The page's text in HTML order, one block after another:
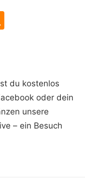
du kostenlos
oder dein
unsere
– ein Besuch